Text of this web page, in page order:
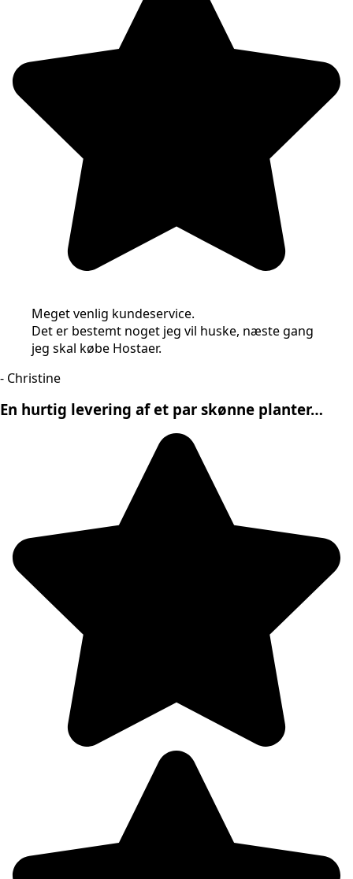
Meget venlig kundeservice.
Det er bestemt noget jeg vil huske, næste gang
jeg skal købe Hostaer.
- Christine
En hurtig levering af et par skønne planter…